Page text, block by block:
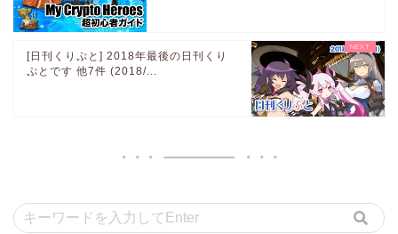
[日刊くりぷと] 2018年最後の日刊くり
ぷとです 他7件 (2018/...